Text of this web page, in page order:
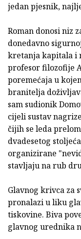
jedan pjesnik,
Roman donosi niz
donedavno
kretanja kapitala i
profesor filozofije
poremećaja u
branitelja
sam sudionik
cijeli sustav
čijih se leda
dvadesetog
organizirane
stavljaju na rub
Glavnog krivca za
pronalazi u liku
tiskovine. Biva
glavnog urednika